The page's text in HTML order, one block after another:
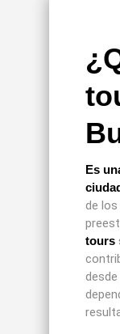
Es
de
tours
desde